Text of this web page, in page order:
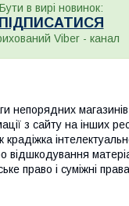
Бути в вирі новинок:
ПІДПИСАТИСЯ
Viber - канал
непорядних
з сайту на інших
право і суміжні